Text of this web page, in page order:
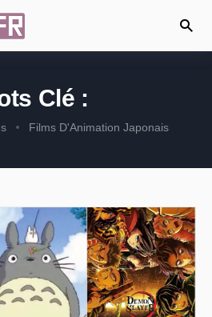
Clé :
Films D'Animation Japonais